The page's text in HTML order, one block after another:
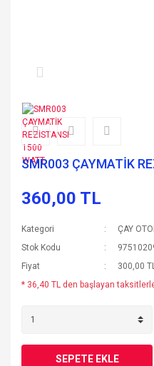
SMR003 ÇAYMATİK
360,00 TL
Kategori
ÇAY
Stok Kodu
Fiyat
300,00
* 36,40 TL den başlayan
SEPETE EKLE